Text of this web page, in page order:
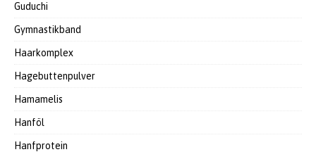
Guduchi
Gymnastikband
Haarkomplex
Hagebuttenpulver
Hamamelis
Hanföl
Hanfprotein